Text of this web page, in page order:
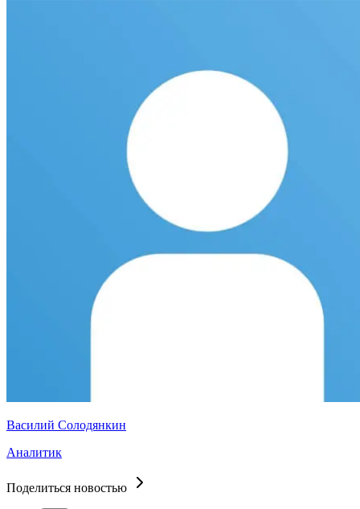
Василий Солодянкин
Аналитик
Поделиться новостью